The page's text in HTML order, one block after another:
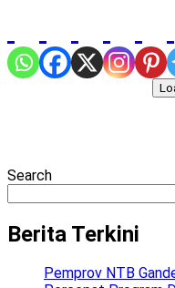
Search
Berita Terkini
Pemprov NTB